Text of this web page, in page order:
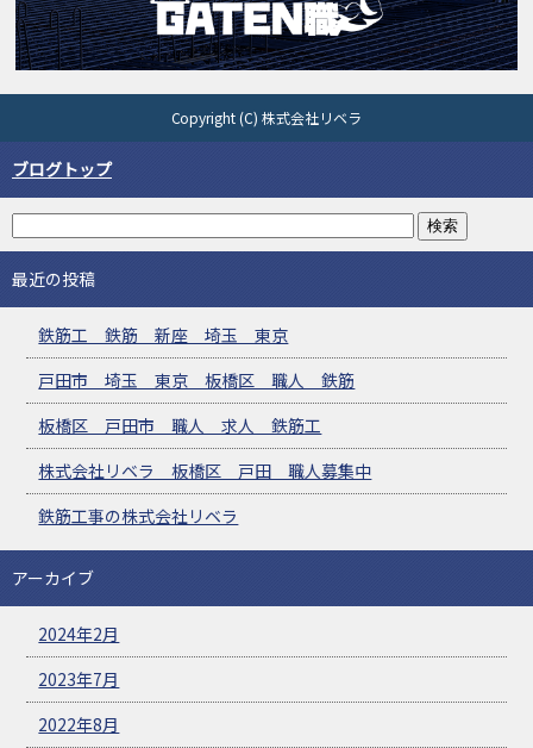
Copyright (C) 株式会社リベラ
ブログトップ
最近の投稿
鉄筋工 鉄筋 新座 埼玉 東京
戸田市 埼玉 東京 板橋区 職人 鉄筋
板橋区 戸田市 職人 求人 鉄筋工
株式会社リベラ 板橋区 戸田 職人募集中
鉄筋工事の株式会社リベラ
アーカイブ
2024年2月
2023年7月
2022年8月